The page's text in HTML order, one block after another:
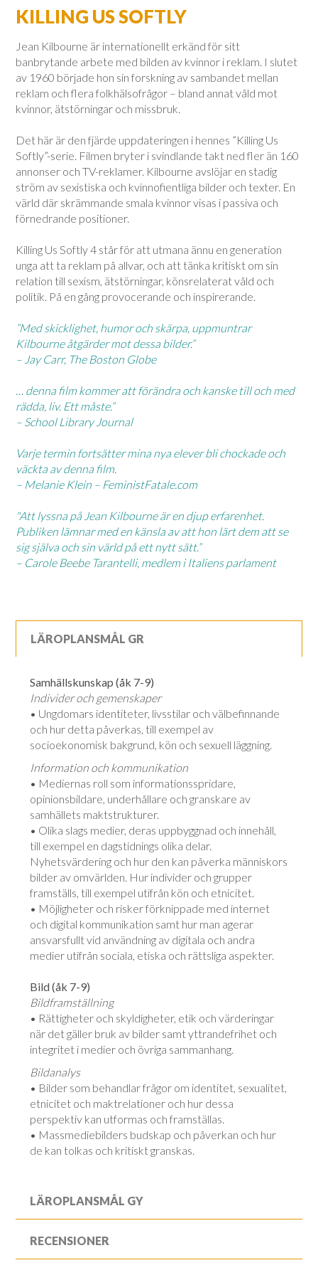
KILLING US SOFTLY
Jean Kilbourne är internationellt erkänd för sitt
banbrytande arbete med bilden av kvinnor i reklam. I slutet
av 1960 började hon sin forskning av sambandet mellan
reklam och flera folkhälsofrågor – bland annat våld mot
kvinnor, ätstörningar och missbruk.
Det här är den fjärde uppdateringen i hennes ”Killing Us
Softly”-serie. Filmen bryter i svindlande takt ned fler än 160
annonser och TV-reklamer. Kilbourne avslöjar en stadig
ström av sexistiska och kvinnofientliga bilder och texter. En
värld där skrämmande smala kvinnor visas i passiva och
förnedrande positioner.
Killing Us Softly 4 står för att utmana ännu en generation
unga att ta reklam på allvar, och att tänka kritiskt om sin
relation till sexism, ätstörningar, könsrelaterat våld och
politik. På en gång provocerande och inspirerande.
”Med skicklighet, humor och skärpa, uppmuntrar
Kilbourne åtgärder mot dessa bilder.”
– Jay Carr, The Boston Globe
… denna film kommer att förändra och kanske till och med
rädda, liv. Ett måste.”
– School Library Journal
Varje termin fortsätter mina nya elever bli chockade och
väckta av denna film.
– Melanie Klein – FeministFatale.com
"Att lyssna på Jean Kilbourne är en djup erfarenhet.
Publiken lämnar med en känsla av att hon lärt dem att se
sig själva och sin värld på ett nytt sätt.”
– Carole Beebe Tarantelli, medlem i Italiens parlament
LÄROPLANSMÅL GR
Samhällskunskap (åk 7-9)
Individer och gemenskaper
• Ungdomars identiteter, livsstilar och välbefinnande
och hur detta påverkas, till exempel av
socioekonomisk bakgrund, kön och sexuell läggning.
Information och kommunikation
• Mediernas roll som informationsspridare,
opinionsbildare, underhållare och granskare av
samhällets maktstrukturer.
• Olika slags medier, deras uppbyggnad och innehåll,
till exempel en dagstidnings olika delar.
Nyhetsvärdering och hur den kan påverka människors
bilder av omvärlden. Hur individer och grupper
framställs, till exempel utifrån kön och etnicitet.
• Möjligheter och risker förknippade med internet
och digital kommunikation samt hur man agerar
ansvarsfullt vid användning av digitala och andra
medier utifrån sociala, etiska och rättsliga aspekter.
Bild (åk 7-9)
Bildframställning
• Rättigheter och skyldigheter, etik och värderingar
när det gäller bruk av bilder samt yttrandefrihet och
integritet i medier och övriga sammanhang.
Bildanalys
• Bilder som behandlar frågor om identitet, sexualitet,
etnicitet och maktrelationer och hur dessa
perspektiv kan utformas och framställas.
• Massmediebilders budskap och påverkan och hur
de kan tolkas och kritiskt granskas.
LÄROPLANSMÅL GY
RECENSIONER